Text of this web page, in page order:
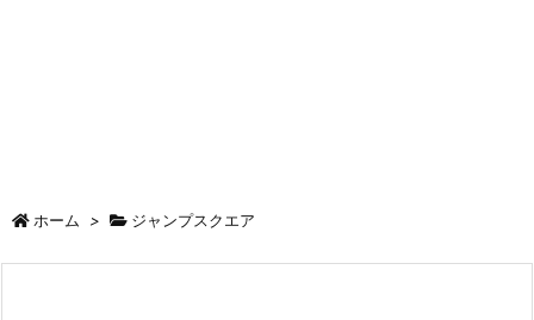
ホーム > ジャンプスクエア